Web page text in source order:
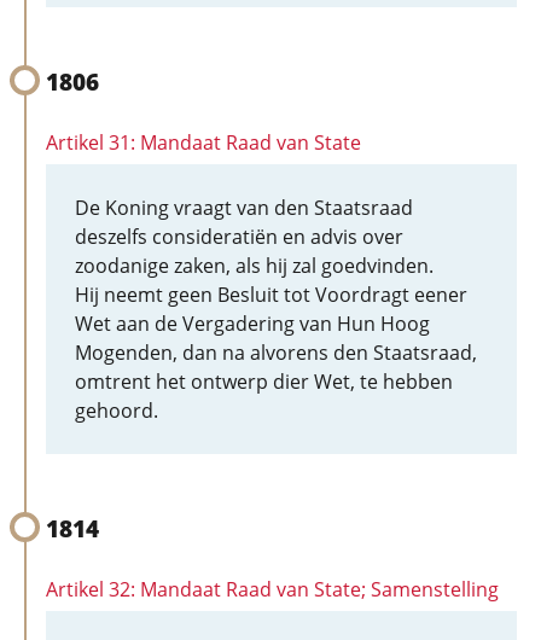
1806
Artikel 31: Mandaat Raad van State
De Koning vraagt van den Staatsraad
deszelfs consideratiën en advis over
zoodanige zaken, als hij zal goedvinden.
Hij neemt geen Besluit tot Voordragt eener
Wet aan de Vergadering van Hun Hoog
Mogenden, dan na alvorens den Staatsraad,
omtrent het ontwerp dier Wet, te hebben
gehoord.
1814
Artikel 32: Mandaat Raad van State; Samenstelling